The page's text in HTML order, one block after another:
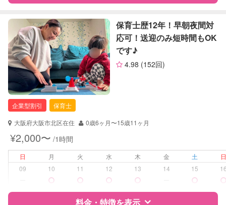
対応可否は個別に相談
レッスン なし
定期予約 お引き受けしていません
お子様の撮影
（定期特典）
対応不可
特徴 料金 レビュー
サポートの特徴
資格
自治体届出済ベビーシッター
保育士
対応可能/特徴
病児対応
障がい児対応 対応可否は個別に相談
英語レッスン
絵・工作レッスン
保育士歴12年！早朝夜間対
応可！送迎のみ短時間もOK
です♪
4.98 (152回)
企業型割引
保育士
大阪府大阪市北区在住
0歳6ヶ月〜15歳11ヶ月
¥2,000〜 /1時間
日 月 火 水 木 金 土
09
10 11 12 13 14 15
料金・特徴を表示